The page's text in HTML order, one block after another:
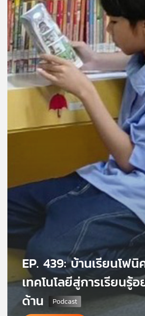
เพล
ย์
ลิ
สต์
ของ
คุณ
บทความ
กิจกรรม
เกี่ยว
เรา
เครือ
EP. 439: บ้านเรียนโฟนิ
เทคโนโลยีสู่การเรียนรู้
ด้าน